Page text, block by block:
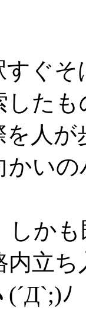
ぐ
した
を人
かい
しか
内立
ﾉ